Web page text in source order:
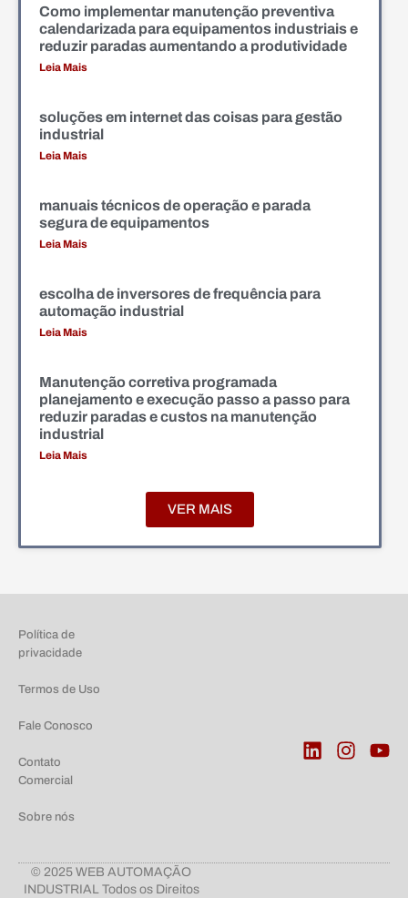
Como implementar manutenção preventiva
calendarizada para equipamentos industriais e
reduzir paradas aumentando a produtividade
Leia Mais
soluções em internet das coisas para gestão
industrial
Leia Mais
manuais técnicos de operação e parada
segura de equipamentos
Leia Mais
escolha de inversores de frequência para
automação industrial
Leia Mais
Manutenção corretiva programada
planejamento e execução passo a passo para
reduzir paradas e custos na manutenção
industrial
Leia Mais
VER MAIS
Política de
privacidade
Termos de Uso
Fale Conosco
Contato
Comercial
Sobre nós
© 2025 WEB AUTOMAÇÃO
INDUSTRIAL Todos os Direitos